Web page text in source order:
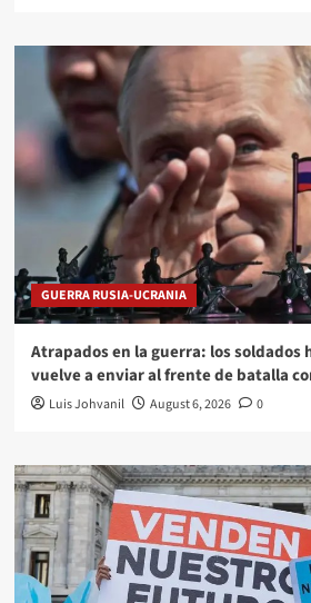
GUERRA RUSIA-UCRANIA
Atrapados en la guerra: los soldados
vuelve a enviar al frente de batalla
Luis Johvanil August 6, 2026 0